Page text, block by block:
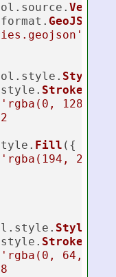
source . Vector
format . GeoJSON
style . Style
style . Stroke
'rgba(0, 128,
2
. Fill ({
'rgba(194, 255,
style . Style
style . Stroke
'rgba(0, 64, 0,
8